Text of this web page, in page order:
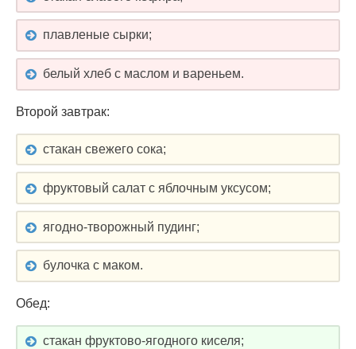
плавленые сырки;
белый хлеб с маслом и вареньем.
Второй завтрак:
стакан свежего сока;
фруктовый салат с яблочным уксусом;
ягодно-творожный пудинг;
булочка с маком.
Обед:
стакан фруктово-ягодного киселя;